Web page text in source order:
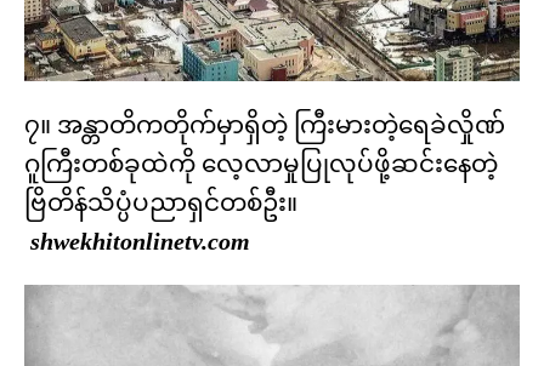
၇။ အန္တာတိကတိုက်မှာရှိတဲ့ ကြီးမားတဲ့ရေခဲလှိုဏ်
ဂူကြီးတစ်ခုထဲကို လေ့လာမှုပြုလုပ်ဖို့ဆင်းနေတဲ့
ဗြိတိန်သိပ္ပံပညာရှင်တစ်ဦး။
shwekhitonlinetv.com